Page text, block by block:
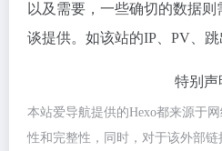
以及需要，一些确切的数据
谈提供。如该站的IP、PV、跳
特别声
本站爱导航提供的Hexo都来源于
性和完整性，同时，对于该外部